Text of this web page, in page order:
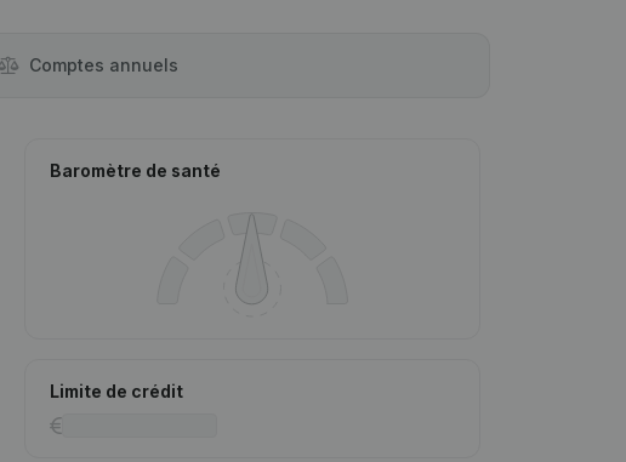
Comptes annuels
Baromètre de santé
Limite de crédit